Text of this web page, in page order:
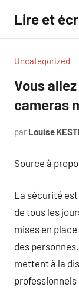
contenu
Lire et
Uncategorized
Vous
cameras
par Louise
Source à
La sécurité est
de tous les
mises en
des
mettent à la
professionnels